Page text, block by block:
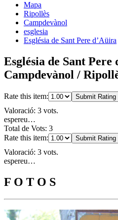
Mapa
Ripollès
Campdevànol
esglesia
Església de Sant Pere d’Aüira
Església de Sant Pere
Campdevànol /
Rate this item: Submit Rating
Valoració: 3 vots.
espereu…
Total de Vots: 3
Rate this item:
Submit Rating
Valoració: 3 vots.
espereu…
F O T O S